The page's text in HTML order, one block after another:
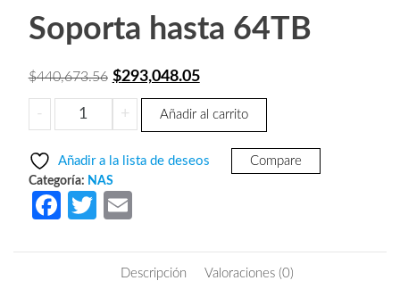
Soporta hasta 64TB
$440,673.56 El
precio
original
$440,673.56.
$293,048.05El
precio
$293,048.05.
-
BOSCH
V_
Servidor
de
+ Añadir al carrito
Añadir a la lista de deseos Compare
Categoría: NAS
Fa
T
itt
ail
Descripción Valoraciones (0)